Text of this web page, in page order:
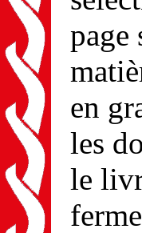
page
en
les
le